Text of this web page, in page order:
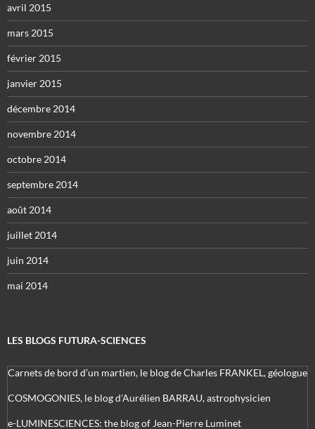
avril 2015
mars 2015
février 2015
janvier 2015
décembre 2014
novembre 2014
octobre 2014
septembre 2014
août 2014
juillet 2014
juin 2014
mai 2014
LES BLOGS FUTURA-SCIENCES
Carnets de bord d’un martien, le blog de Charles FRANKEL, géologue
COSMOGONIES, le blog d'Aurélien BARRAU, astrophysicien
e-LUMINESCIENCES: the blog of Jean-Pierre Luminet